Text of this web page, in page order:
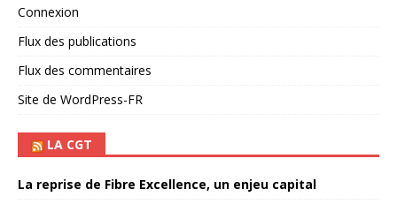
Connexion
Flux des publications
Flux des commentaires
Site de WordPress-FR
LA CGT
La reprise de Fibre Excellence, un enjeu capital